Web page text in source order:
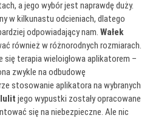
a jego wybór jest naprawdę duży.
w kilkunastu odcieniach, dlatego
odpowiadający nam.Wałek
również w różnorodnych rozmiarach.
terapia wieloigłowa aplikatorem –
zwykle na odbudowę
stosowanie aplikatora na wybranych
jego wypustki zostały opracowane
się na niebezpieczne. Ale nic